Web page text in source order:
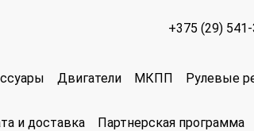
+375 (29)
Двигатели МКПП Рулевые
и доставка Партнерская программа